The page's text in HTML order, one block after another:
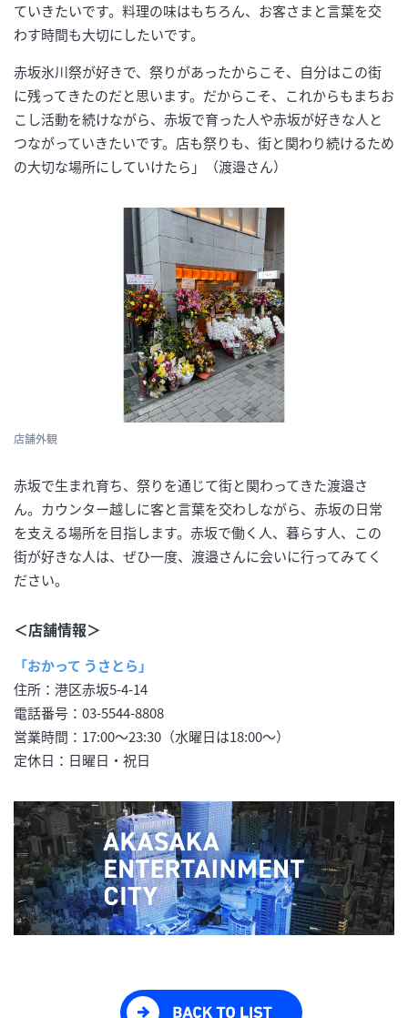
ていきたいです。料理の味はもちろん、お客さまと言葉を交
わす時間も大切にしたいです。
赤坂氷川祭が好きで、祭りがあったからこそ、自分はこの街
に残ってきたのだと思います。だからこそ、これからもまちお
こし活動を続けながら、赤坂で育った人や赤坂が好きな人と
つながっていきたいです。店も祭りも、街と関わり続けるため
の大切な場所にしていけたら」（渡邉さん）
店舗外観
赤坂で生まれ育ち、祭りを通じて街と関わってきた渡邉さ
ん。カウンター越しに客と言葉を交わしながら、赤坂の日常
を支える場所を目指します。赤坂で働く人、暮らす人、この
街が好きな人は、ぜひ一度、渡邉さんに会いに行ってみてく
ださい。
＜店舗情報＞
「おかって うさとら」
住所：港区赤坂5-4-14
電話番号：03-5544-8808
営業時間：17:00～23:30（水曜日は18:00～）
定休日：日曜日・祝日